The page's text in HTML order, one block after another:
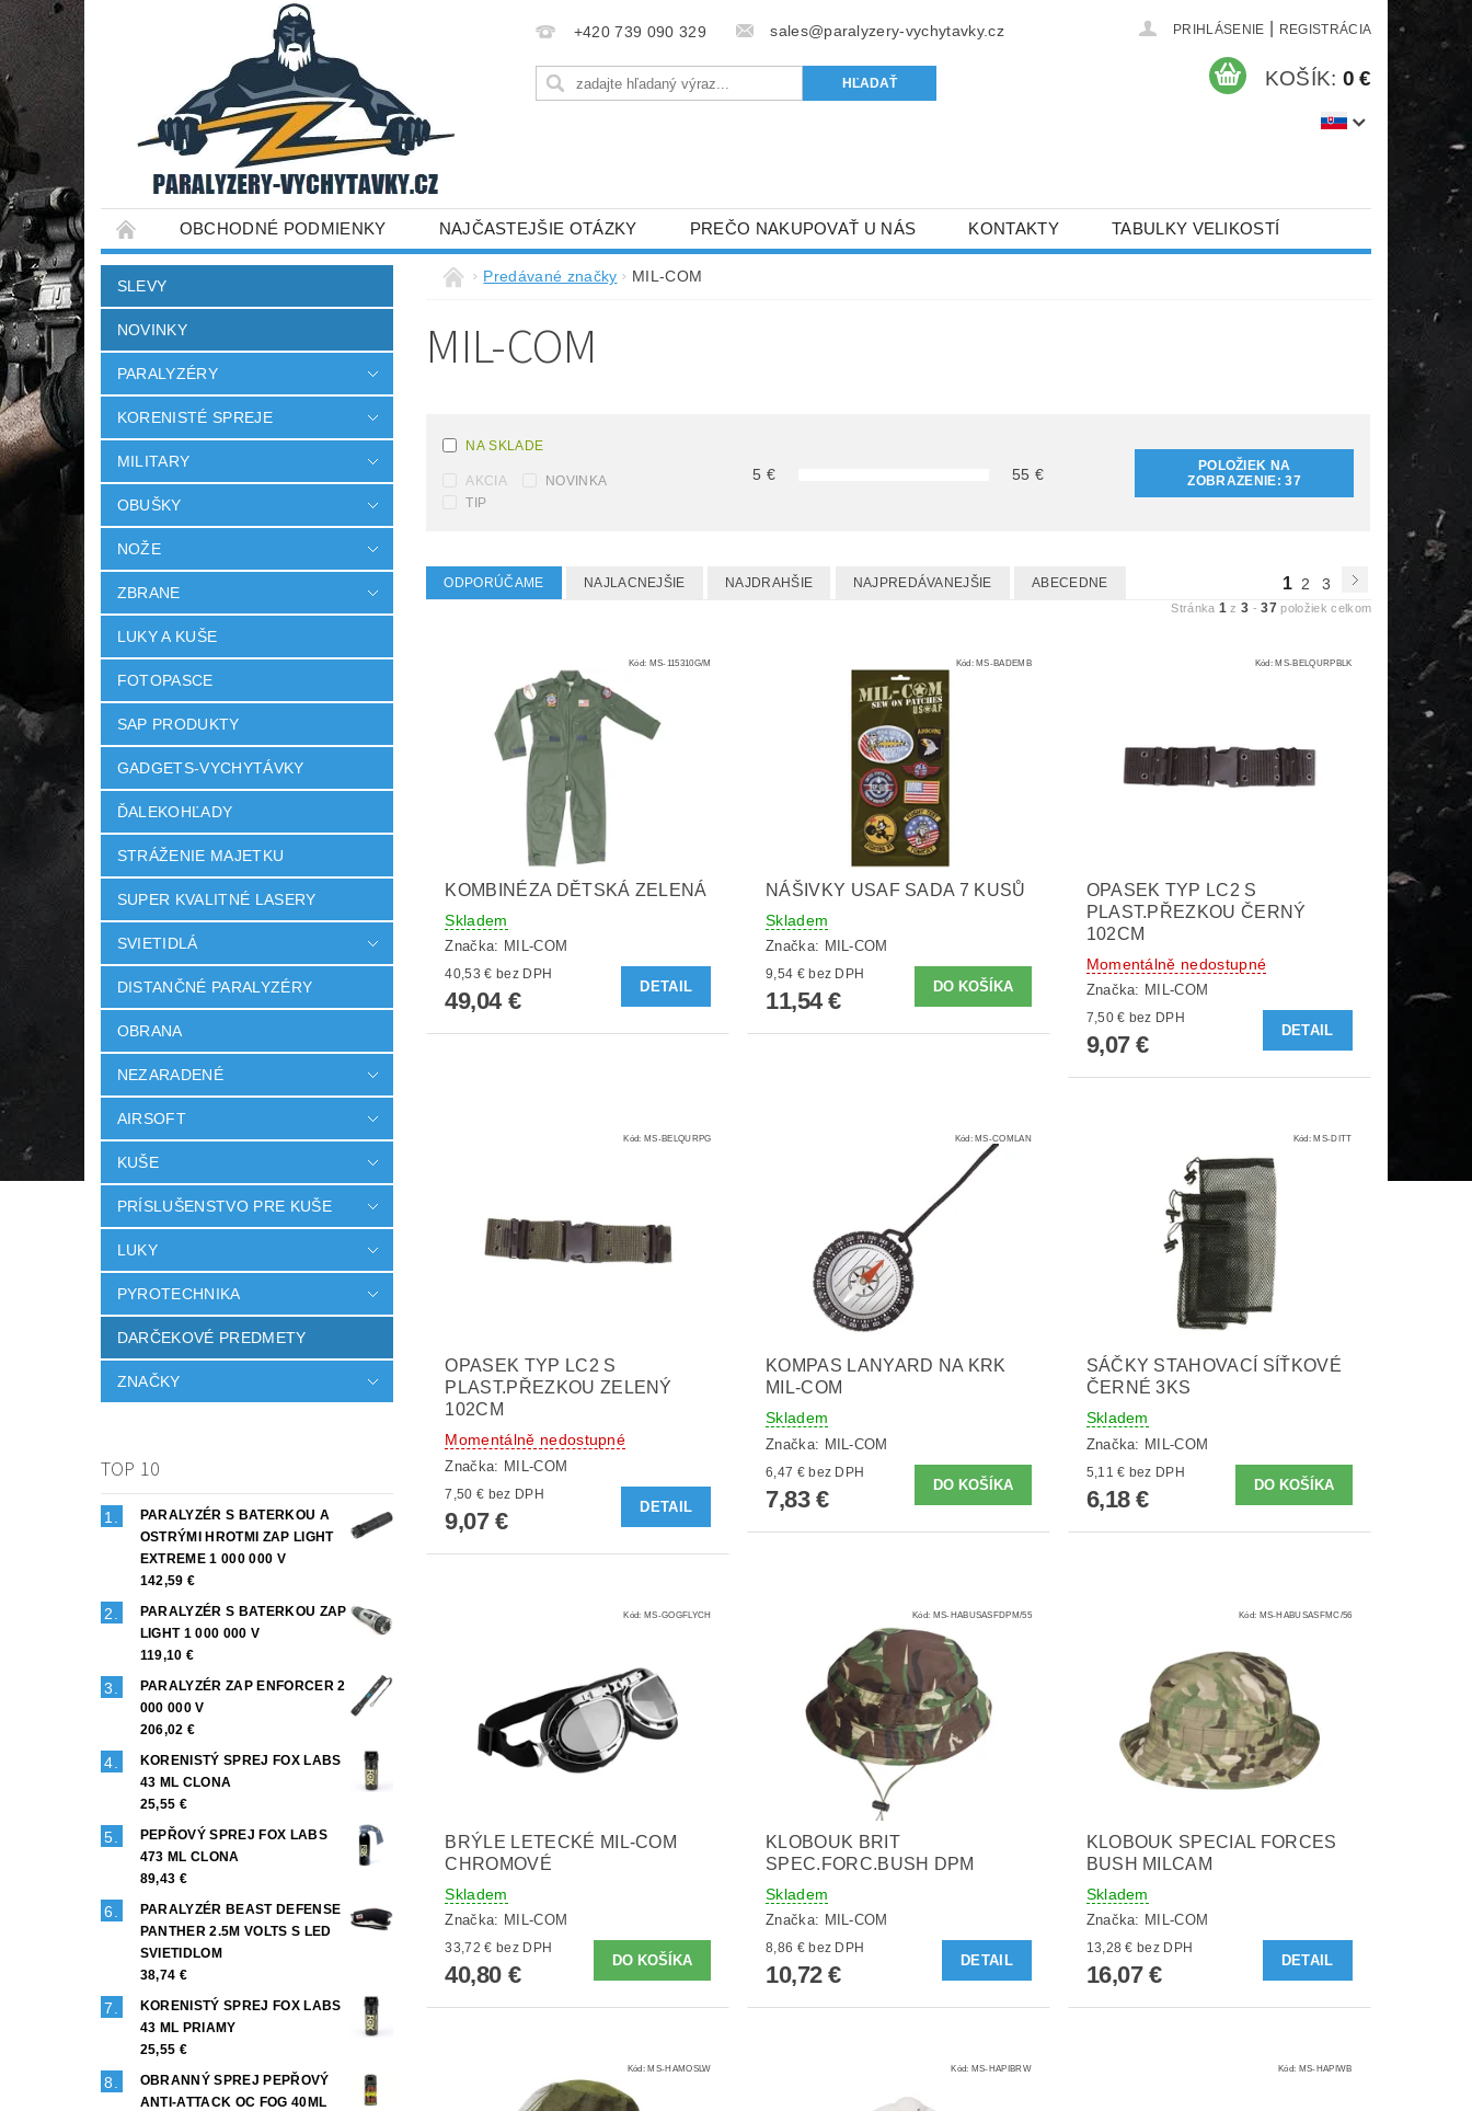
+420 739 090 329 sales@paralyzery-vychytavky.cz PRIHLÁSENIE REGISTRÁCIA
KOŠÍK: 0 €
OBCHODNÉ PODMIENKY NAJČASTEJŠIE OTÁZKY PREČO NAKUPOVAŤ U NÁS KONTAKTY TABULKY VELIKOSTÍ
SLEVY
NOVINKY
PARALYZÉRY
KORENISTÉ SPREJE
MILITARY
OBUŠKY
NOŽE
ZBRANE
LUKY A KUŠE
FOTOPASCE
SAP PRODUKTY
GADGETS-VYCHYTÁVKY
ĎALEKOHĽADY
STRÁŽENIE MAJETKU
SUPER KVALITNÉ LASERY
SVIETIDLÁ
DISTANČNÉ PARALYZÉRY
OBRANA
NEZARADENÉ
AIRSOFT
KUŠE
PRÍSLUŠENSTVO PRE KUŠE
LUKY
PYROTECHNIKA
DARČEKOVÉ PREDMETY
ZNAČKY
TOP 10
PARALYZÉR S BATERKOU A
OSTRÝMI HROTMI ZAP LIGHT
EXTREME 1 000 000 V
142,59 €
PARALYZÉR S BATERKOU ZAP
LIGHT 1 000 000 V
119,10 €
PARALYZÉR ZAP ENFORCER 2
000 000 V
206,02 €
KORENISTÝ SPREJ FOX LABS
43 ML CLONA
25,55 €
PEPŘOVÝ SPREJ FOX LABS
473 ML CLONA
89,43 €
PARALYZÉR BEAST DEFENSE
PANTHER 2.5M VOLTS S LED
SVIETIDLOM
38,74 €
KORENISTÝ SPREJ FOX LABS
43 ML PRIAMY
25,55 €
OBRANNÝ SPREJ PEPŘOVÝ
ANTI-ATTACK OC FOG 40ML
Predávané značky MIL-COM
MIL-COM
NA SKLADE
AKCIA
NOVINKA
TIP
5 € 55 €
POLOŽIEK NA
ZOBRAZENIE:37
ODPORÚČAME NAJLACNEJŠIE NAJDRAHŠIE NAJPREDÁVANEJŠIE ABECEDNE 1 2 3
Stránka 1 z3 -37 položiek celkom
Kód: MS-115310G/M
KOMBINÉZA DĚTSKÁ ZELENÁ
Skladem
Značka: MIL-COM
40,53 € bez DPH
49,04 €
DETAIL
Kód:MS-BADEMB
NÁŠIVKY USAF SADA 7 KUSŮ
Skladem
Značka: MIL-COM
9,54 € bez DPH
11,54 €
Kód:MS-BELQURPBLK
OPASEK TYP LC2 S
PLAST.PŘEZKOU ČERNÝ
102CM
Momentálně nedostupné
Značka: MIL-COM
7,50 € bez DPH
9,07 €
DETAIL
Kód: MS-BELQURPG
OPASEK TYP LC2 S
PLAST.PŘEZKOU ZELENÝ
102CM
Momentálně nedostupné
Značka: MIL-COM
7,50 € bez DPH
9,07 €
DETAIL
Kód:MS-COMLAN
KOMPAS LANYARD NA KRK
MIL-COM
Skladem
Značka: MIL-COM
6,47 € bez DPH
7,83 €
Kód:MS-DITT
SÁČKY STAHOVACÍ SÍŤKOVÉ
ČERNÉ 3KS
Skladem
Značka: MIL-COM
5,11 € bez DPH
6,18 €
Kód: MS-GOGFLYCH
BRÝLE LETECKÉ MIL-COM
CHROMOVÉ
Skladem
Značka: MIL-COM
33,72 € bez DPH
40,80 €
Kód: MS-HABUSASFDPM/55
KLOBOUK BRIT
SPEC.FORC.BUSH DPM
Skladem
Značka: MIL-COM
8,86 € bez DPH
10,72 €
DETAIL
Kód: MS-HABUSASFMC/56
KLOBOUK SPECIAL FORCES
BUSH MILCAM
Skladem
Značka: MIL-COM
13,28 € bez DPH
16,07 €
DETAIL
Kód:MS-HAMOSLW Kód: MS-HAPIBRW Kód: MS-HAPIWB